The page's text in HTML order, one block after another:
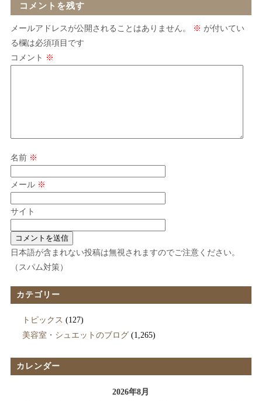
コメントを残す
メールアドレスが公開されることはありません。 ※ が付いてい
る欄は必須項目です
コメント ※
名前 ※
メール ※
サイト
日本語が含まれない投稿は無視されますのでご注意ください。
（スパム対策）
カテゴリー
トピックス (127)
美容室・シュエットのブログ(1,265)
カレンダー
2026年8月